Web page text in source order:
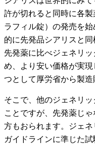
許が切れると同時に各
ラフィル錠）の発売を
的に先発品シアリスと
先発薬に比べジェネリ
め、より安い価格が実
つとして厚労省から製造
そこで、他のジェネリ
ことですが、先発薬じ
方もおられます。ジェ
ガイドラインに準じた